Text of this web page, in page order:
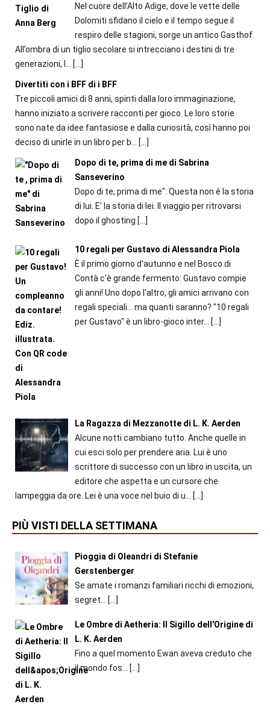
Nel cuore dell’Alto Adige, dove le vette delle
Dolomiti sfidano il cielo e il tempo segue il
respiro delle stagioni, sorge un antico Gasthof.
All’ombra di un tiglio secolare si intrecciano i destini di tre
generazioni, l...
[…]
Divertiti con i BFF di i BFF
Tre piccoli amici di 8 anni, spinti dalla loro immaginazione,
hanno iniziato a scrivere racconti per gioco. Le loro storie
sono nate da idee fantasiose e dalla curiosità, così hanno poi
deciso di unirle in un libro per b...
[…]
Dopo di te, prima di me di Sabrina
Sanseverino
Dopo di te, prima di me": Questa non è la storia
di lui. E' la storia di lei. Il viaggio per ritrovarsi
dopo il ghosting […]
10 regali per Gustavo di Alessandra Piola
È il primo giorno d'autunno e nel Bosco di
Contà c'è grande fermento: Gustavo compie
gli anni! Uno dopo l'altro, gli amici arrivano con
regali speciali... ma quanti saranno? "10 regali
per Gustavo" è un libro-gioco inter... […]
La Ragazza di Mezzanotte di L. K. Aerden
Alcune notti cambiano tutto. Anche quelle in
cui esci solo per prendere aria. Lui è uno
scrittore di successo con un libro in uscita, un
editore che aspetta e un cursore che
lampeggia da ore. Lei è una voce nel buio di u...
[…]
PIÙ VISTI DELLA SETTIMANA
Pioggia di Oleandri di Stefanie
Gerstenberger
Se amate i romanzi familiari ricchi di emozioni,
segret...
[…]
Le Ombre di Aetheria: Il Sigillo dell'Origine di
L. K. Aerden
Fino a quel momento Ewan aveva creduto che
il mondo fos...
[…]